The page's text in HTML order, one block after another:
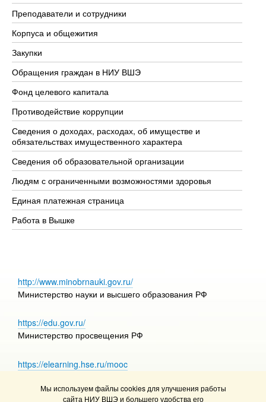
Мы используем файлы cookies для улучшения работы
сайта НИУ ВШЭ и большего удобства его
Преподаватели и сотрудники
Корпуса и общежития
Закупки
Обращения граждан в НИУ ВШЭ
Фонд целевого капитала
Противодействие коррупции
Сведения о доходах, расходах, об имуществе и
обязательствах имущественного характера
Сведения об образовательной организации
Людям с ограниченными возможностями здоровья
Единая платежная страница
Работа в Вышке
http://www.minobrnauki.gov.ru/
Министерство науки и высшего образования РФ
https://edu.gov.ru/
Министерство просвещения РФ
https://elearning.hse.ru/mooc